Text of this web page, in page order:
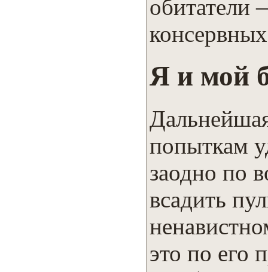
обитатели
Я и мой
попыткам
заодно по
всадить
это по его